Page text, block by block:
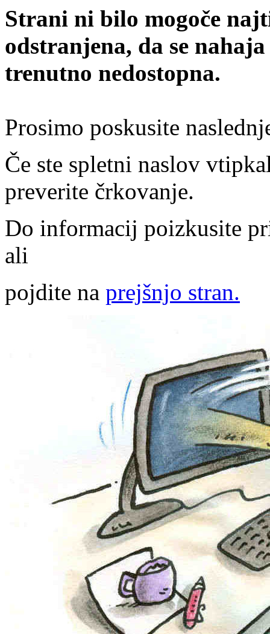
Strani ni bilo mogoče
odstranjena, da se
trenutno nedostopna.
Prosimo poskusite
Če ste spletni naslov
preverite črkovanje.
Do informacij poizkusite
ali
pojdite na prejšnjo stran.